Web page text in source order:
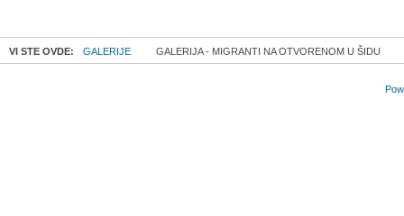
VI STE OVDE: GALERIJE GALERIJA - MIGRANTI NA OTVORENOM U ŠIDU